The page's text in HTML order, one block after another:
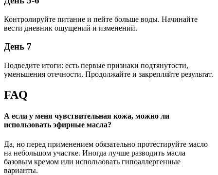
Контролируйте питание и пейте больше воды. Начинайте
вести дневник ощущений и изменений.
День 7
Подведите итоги: есть первые признаки подтянутости,
уменьшения отечности. Продолжайте и закрепляйте результат.
FAQ
А если у меня чувствительная кожа, можно ли
использовать эфирные масла?
Да, но перед применением обязательно протестируйте масло
на небольшом участке. Иногда лучше разводить масла
базовым кремом или использовать гипоаллергенные
варианты.